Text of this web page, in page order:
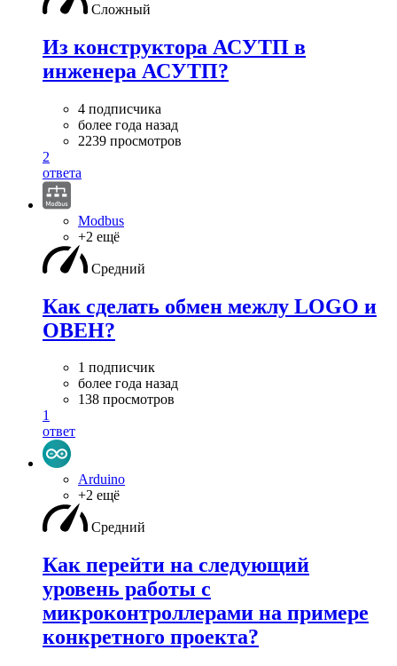
Сложный
Из конструктора АСУТП в
инженера АСУТП?
4 подписчика
более года назад
2239 просмотров
2
ответа
Modbus
+2 ещё
Средний
Как сделать обмен межлу LOGO и
ОВЕН?
1 подписчик
более года назад
138 просмотров
1
ответ
Arduino
+2 ещё
Средний
Как перейти на следующий
уровень работы с
микроконтроллерами на примере
конкретного проекта?